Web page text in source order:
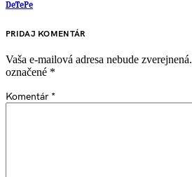
DeTePe
PRIDAJ KOMENTÁR
Vaša e-mailová adresa nebude zverejnená.
označené *
Komentár *